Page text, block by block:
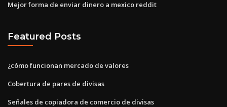
Mejor forma de enviar dinero a mexico reddit
Featured Posts
¿cómo funcionan mercado de valores
Cobertura de pares de divisas
Señales de copiadora de comercio de divisas